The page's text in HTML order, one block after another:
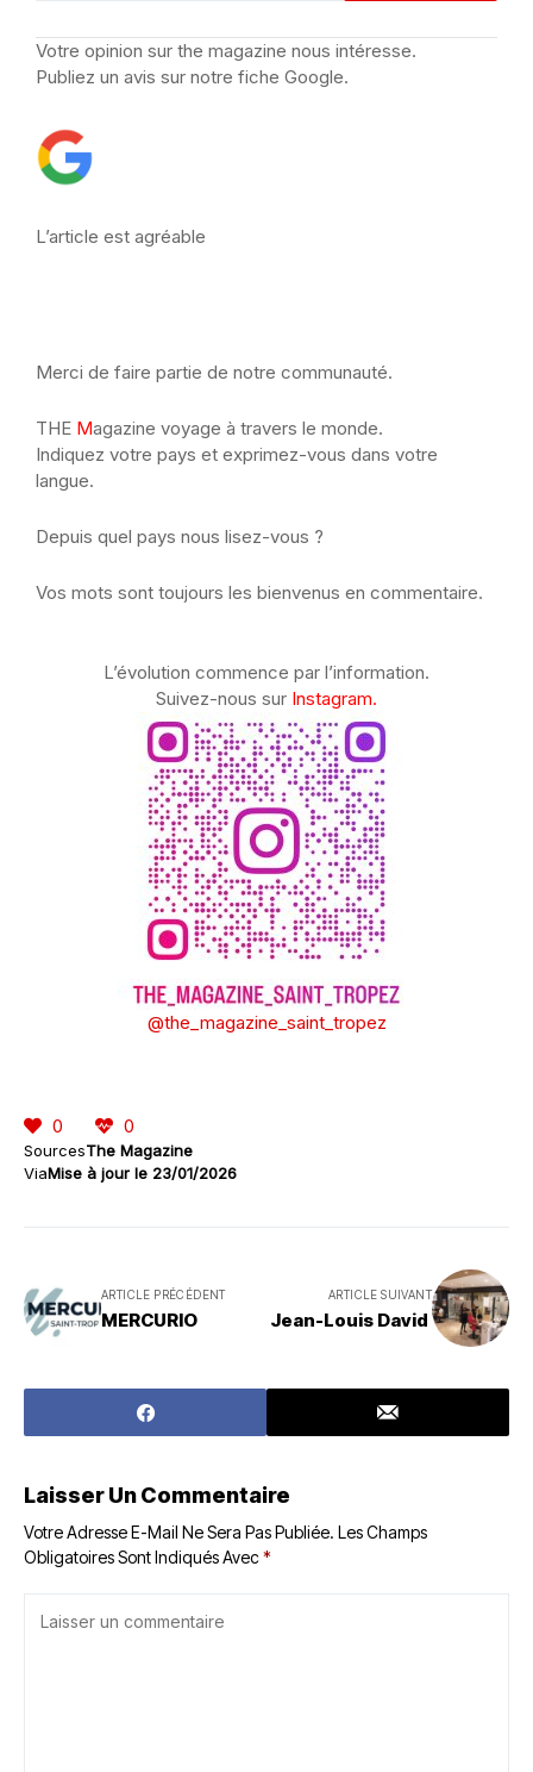
Votre opinion sur the magazine nous intéresse.
Publiez un avis sur notre fiche Google.
L’article est agréable
Merci de faire partie de notre communauté.
THE Magazine voyage à travers le monde.
Indiquez votre pays et exprimez-vous dans votre
langue.
Depuis quel pays nous lisez-vous ?
Vos mots sont toujours les bienvenus en commentaire.
L’évolution commence par l’information.
Suivez-nous sur Instagram.
@the_magazine_saint_tropez
0 0
SourcesThe Magazine
ViaMise à jour le 23/01/2026
ARTICLE PRÉCÉDENT
MERCURIO
ARTICLE SUIVANT
Jean-Louis David
Laisser Un Commentaire
Votre Adresse E-Mail Ne Sera Pas Publiée. Les Champs
Obligatoires Sont Indiqués Avec*